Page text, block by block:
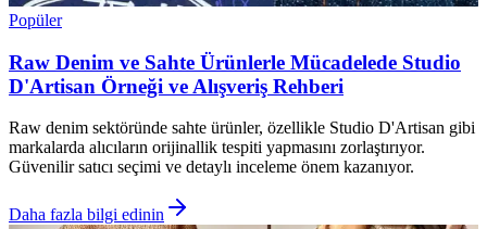
Popüler
Raw Denim ve Sahte Ürünlerle Mücadelede Studio
D'Artisan Örneği ve Alışveriş Rehberi
Raw denim sektöründe sahte ürünler, özellikle Studio D'Artisan gibi
markalarda alıcıların orijinallik tespiti yapmasını zorlaştırıyor.
Güvenilir satıcı seçimi ve detaylı inceleme önem kazanıyor.
Daha fazla bilgi edinin